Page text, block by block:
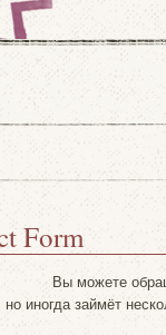
Form
Вы можете
но иногда займёт